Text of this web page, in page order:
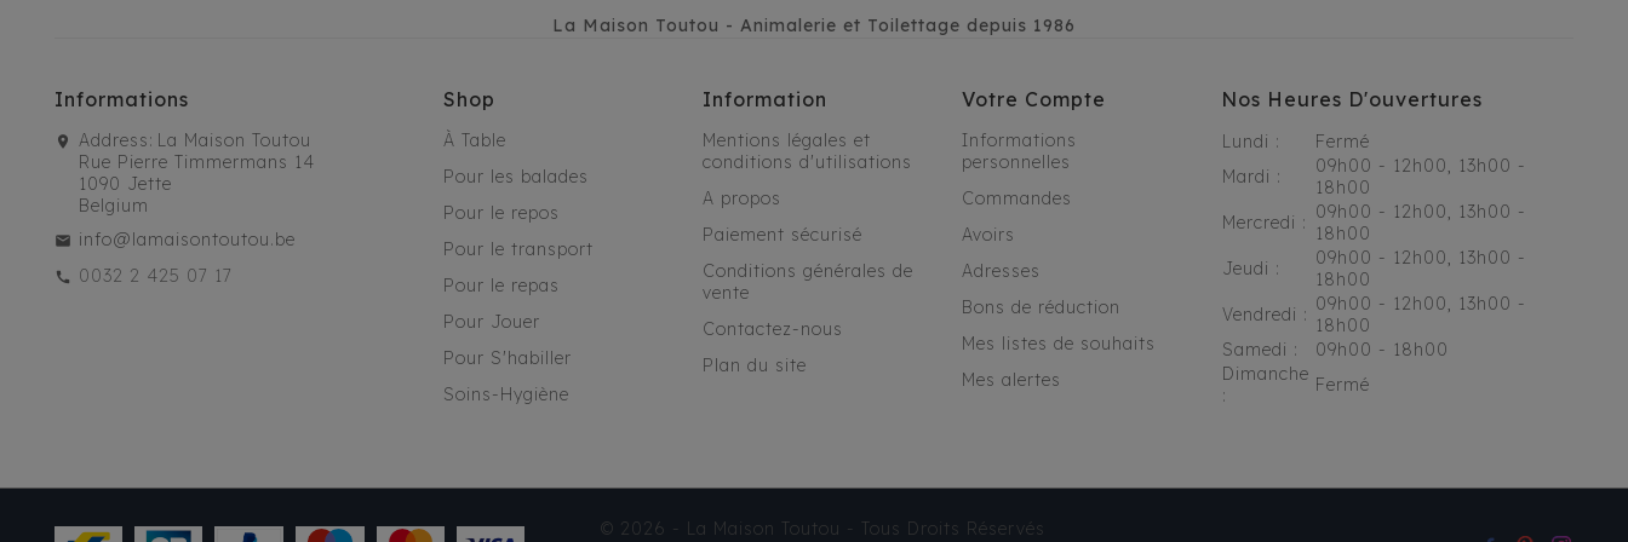
La Maison Toutou - Animalerie et Toilettage depuis 1986
Informations
Address: La Maison Toutou
Rue Pierre Timmermans 14
1090 Jette
Belgium
info@lamaisontoutou.be
0032 2 425 07 17
Shop
À Table
Pour les balades
Pour le repos
Pour le transport
Pour le repas
Pour Jouer
Pour S'habiller
Soins-Hygiène
Information
Mentions légales et
conditions d'utilisations
A propos
Paiement sécurisé
Conditions générales de
vente
Contactez-nous
Plan du site
Votre Compte
Informations
personnelles
Commandes
Avoirs
Adresses
Bons de réduction
Mes listes de souhaits
Mes alertes
Nos Heures D'ouvertures
Lundi :
Fermé
Mardi :
09h00 - 12h00, 13h00 -
18h00
Mercredi : 09h00 - 12h00, 13h00 -
18h00
Jeudi :
09h00 - 12h00, 13h00 -
18h00
Vendredi : 09h00 - 12h00, 13h00 -
18h00
Samedi :
09h00 - 18h00
Dimanche
:
Fermé
© 2026 - La Maison Toutou - Tous Droits Réservés